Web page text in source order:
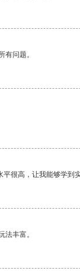
有问题。
很高，让我能够学到
法丰富。